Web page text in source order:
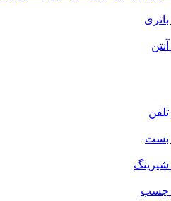
باتری
آنتن
تلفن
بست
شیرینگ
چسب